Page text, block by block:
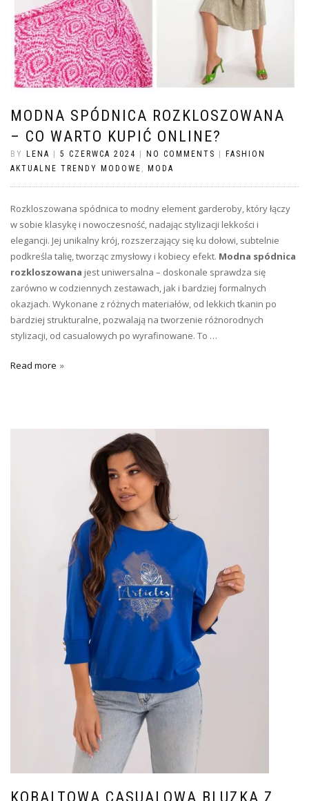
MODNA SPÓDNICA ROZKLOSZOWANA
– CO WARTO KUPIĆ ONLINE?
BY LENA | 5 CZERWCA 2024 | NO COMMENTS | FASHION
AKTUALNE TRENDY MODOWE
MODA
Rozkloszowana spódnica to modny element garderoby, który łączy
w sobie klasykę i nowoczesność, nadając stylizacji lekkości i
elegancji. Jej unikalny krój, rozszerzający się ku dołowi, subtelnie
podkreśla talię, tworząc zmysłowy i kobiecy efekt. Modna spódnica
rozkloszowana jest uniwersalna – doskonale sprawdza się
zarówno w codziennych zestawach, jak i bardziej formalnych
okazjach. Wykonane z różnych materiałów, od lekkich tkanin po
bardziej strukturalne, pozwalają na tworzenie różnorodnych
stylizacji, od casualowych po wyrafinowane. To …
Read more
KOBALTOWA CASUALOWA BLUZKA Z